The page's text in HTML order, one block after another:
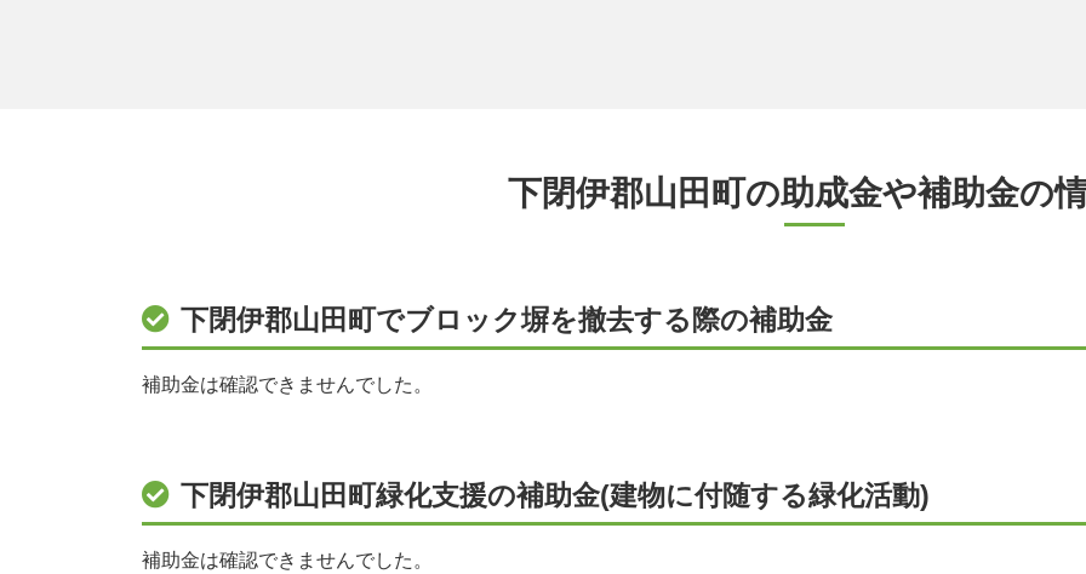
下閉伊郡山田町の助成金や補助金の
下閉伊郡山田町でブロック塀を撤去する際の補助金
補助金は確認できませんでした。
下閉伊郡山田町緑化支援の補助金(建物に付随する緑化活動)
補助金は確認できませんでした。